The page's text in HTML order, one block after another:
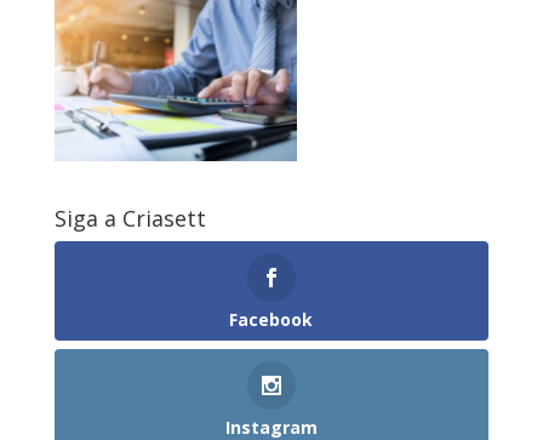
Siga a Criasett
Facebook
Instagram